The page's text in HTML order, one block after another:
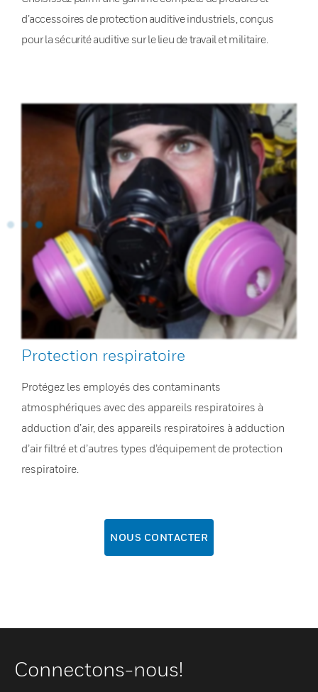
d’accessoires de protection auditive industriels, conçus
pour la sécurité auditive sur le lieu de travail et militaire.
Protection respiratoire
Protégez les employés des contaminants
atmosphériques avec des appareils respiratoires à
adduction d’air, des appareils respiratoires à adduction
d’air filtré et d’autres types d’équipement de protection
respiratoire.
NOUS CONTACTER
Connectons-nous!